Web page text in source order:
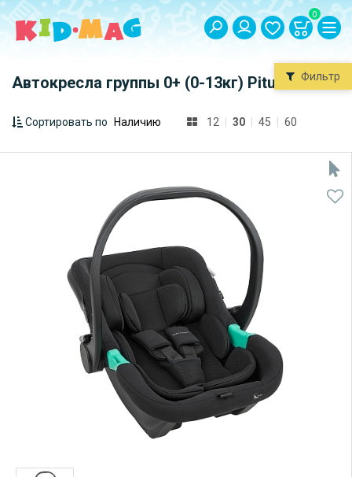
0
Автокресла группы 0+ (0-13кг) Pituso
Сортировать по 12 30 45 60
Фильтр